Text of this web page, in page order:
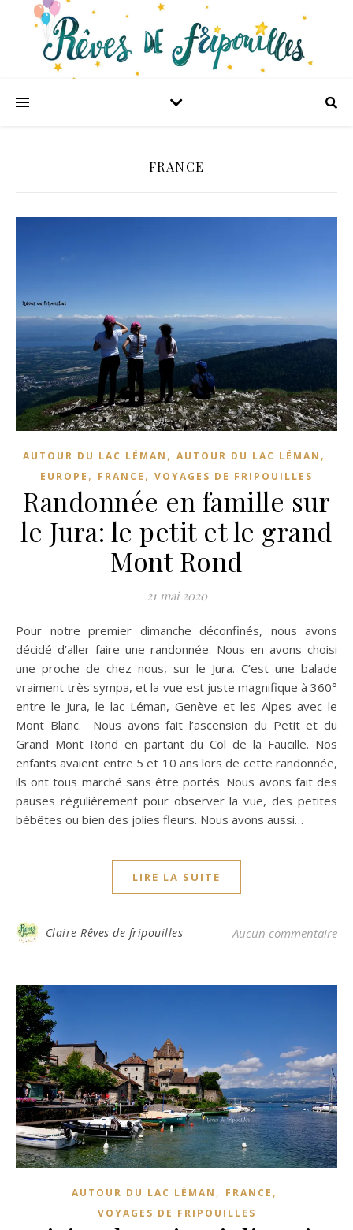
FRANCE
AUTOUR DU LAC LÉMAN , AUTOUR DU LAC LÉMAN ,
EUROPE , FRANCE , VOYAGES DE FRIPOUILLES
Randonnée en famille sur
le Jura: le petit et le grand
Mont Rond
21 mai 2020
Pour notre premier dimanche déconfinés, nous avons
décidé d’aller faire une randonnée. Nous en avons choisi
une proche de chez nous, sur le Jura. C’est une balade
vraiment très sympa, et la vue est juste magnifique à 360°
entre le Jura, le lac Léman, Genève et les Alpes avec le
Mont Blanc. Nous avons fait l’ascension du Petit et du
Grand Mont Rond en partant du Col de la Faucille. Nos
enfants avaient entre 5 et 10 ans lors de cette randonnée,
ils ont tous marché sans être portés. Nous avons fait des
pauses régulièrement pour observer la vue, des petites
bébêtes ou bien des jolies fleurs. Nous avons aussi…
LIRE LA SUITE
Claire Rêves de fripouilles Aucun commentaire
AUTOUR DU LAC LÉMAN , FRANCE ,
VOYAGES DE FRIPOUILLES